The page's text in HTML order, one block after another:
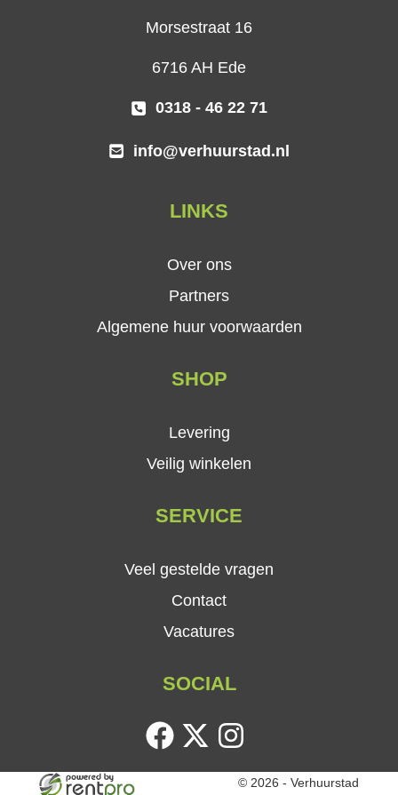
Morsestraat 16
6716 AH Ede
0318 - 46 22 71
info@verhuurstad.nl
LINKS
Over ons
Partners
Algemene huur voorwaarden
SHOP
Levering
Veilig winkelen
SERVICE
Veel gestelde vragen
Contact
Vacatures
SOCIAL
facebooktwitter
© 2026 - Verhuurstad